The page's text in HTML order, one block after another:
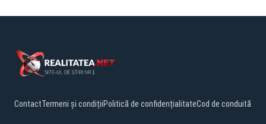
ContactTermeni și condițiiPolitică de confidențialitateCod de conduită